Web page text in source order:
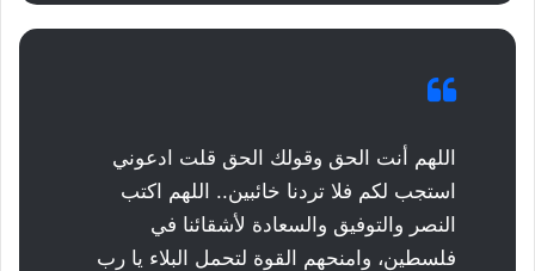
اللهم أنت الحق وقولك الحق قلت ادعوني
استجب لكم فلا تردنا خائبين.. اللهم اكتب
النصر والتوفيق والسعادة لأشقائنا في
فلسطين، وامنحهم القوة لتحمل البلاء يا رب